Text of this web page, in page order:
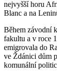
nejvyšší horu
Blanc a na
Během závodní
fakultu a v roce
emigrovala do
ve Ždánici dům
komunální